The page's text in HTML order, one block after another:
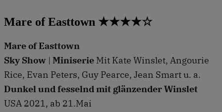
Mare of Easttown ★★★★☆
Mare of Easttown
Sky Show | Miniserie Mit Kate Winslet, Angourie
Rice, Evan Peters, Guy Pearce, Jean Smart u. a.
Dunkel und fesselnd mit glänzender Winslet
USA 2021, ab 21.Mai